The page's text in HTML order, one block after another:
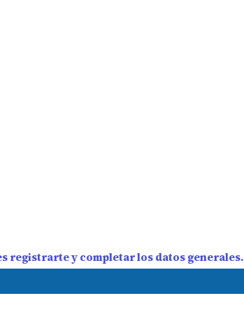
registrarte y completar los datos generales.